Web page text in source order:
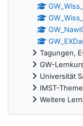
Tagungen,
GW-
Universität
IMST-
Weitere